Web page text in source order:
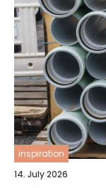
inspiration
14. July 2026